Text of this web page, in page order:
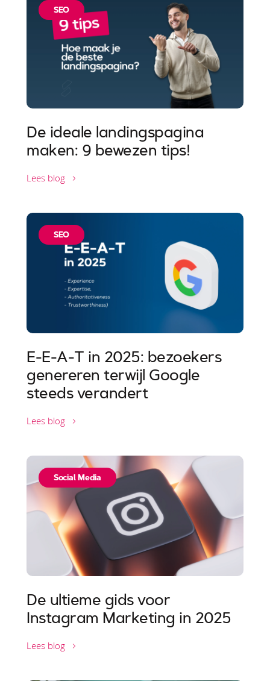
De ideale landingspagina
maken: 9 bewezen tips!
SEO
Lees blog
E-E-A-T in 2025: bezoekers
genereren terwijl Google
steeds verandert
SEO
Lees blog
De ultieme gids voor
Instagram Marketing in 2025
Social Media
Lees blog